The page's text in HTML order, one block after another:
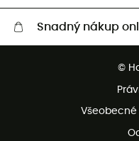
Snadný nákup
Bezplatná zákaznická služba
©